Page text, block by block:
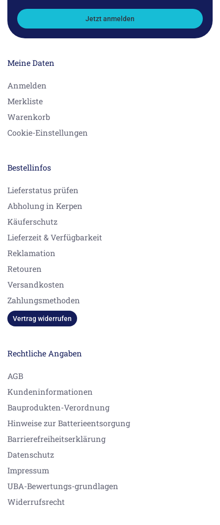
Jetzt anmelden
Meine Daten
Anmelden
Merkliste
Warenkorb
Cookie-Einstellungen
Bestellinfos
Lieferstatus prüfen
Abholung in Kerpen
Käuferschutz
Lieferzeit & Verfügbarkeit
Reklamation
Retouren
Versandkosten
Zahlungsmethoden
Vertrag widerrufen
Rechtliche Angaben
AGB
Kundeninformationen
Bauprodukten-Verordnung
Hinweise zur Batterieentsorgung
Barrierefreiheitserklärung
Datenschutz
Impressum
UBA-Bewertungs-grundlagen
Widerrufsrecht